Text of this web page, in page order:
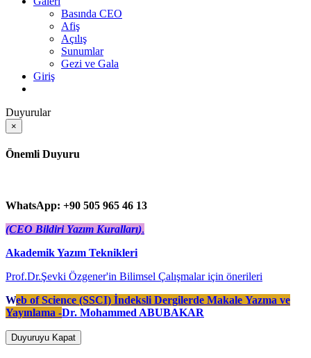
Basında CEO
Afiş
Açılış
Sunumlar
Gezi ve Gala
Giriş
Duyurular
×
Önemli Duyuru
WhatsApp: +90 505 965 46 13
(CEO Bildiri Yazım Kuralları).
Akademik Yazım Teknikleri
Prof.Dr.Şevki Özgener'in Bilimsel Çalışmalar için önerileri
Web of Science (SSCI) İndeksli Dergilerde Makale Yazma ve
Yayınlama -Dr. Mohammed ABUBAKAR
Duyuruyu Kapat